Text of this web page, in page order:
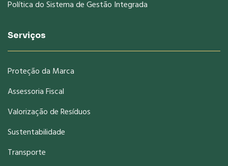
Política do Sistema de Gestão Integrada
Serviços
Proteção da Marca
Assessoria Fiscal
Valorização de Resíduos
Sustentabilidade
Transporte